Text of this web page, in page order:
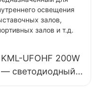
для внутреннего
освещения
промышленных
спортивных залов
и т. д.
KML-UFOHF 200W
— светодиодный
светильник для